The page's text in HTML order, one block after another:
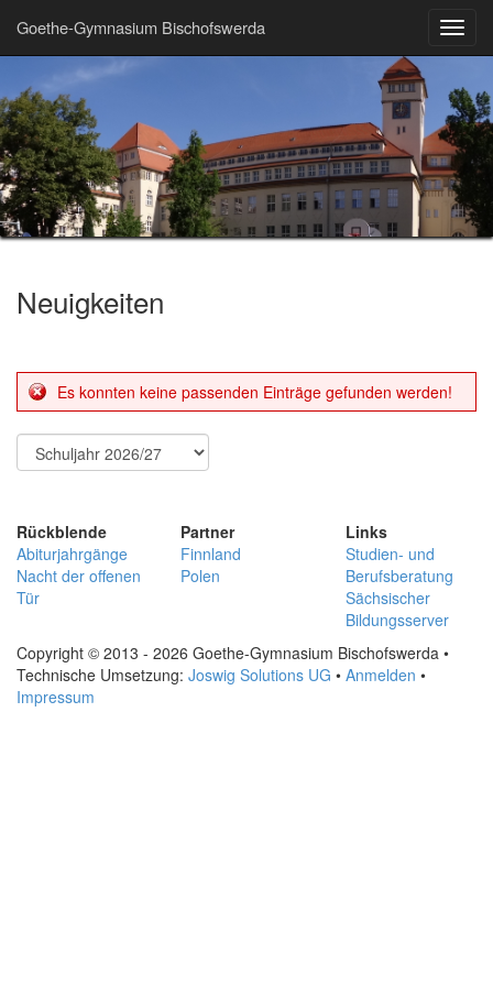
Goethe-Gymnasium Bischofswerda
Neuigkeiten
Es konnten keine passenden Einträge gefunden werden!
Rückblende
Abiturjahrgänge
Nacht der offenen
Tür
Partner
Finnland
Polen
Links
Studien- und
Berufsberatung
Sächsischer
Bildungsserver
Copyright © 2013 - 2026 Goethe-Gymnasium Bischofswerda •
Technische Umsetzung: Joswig Solutions UG • Anmelden •
Impressum